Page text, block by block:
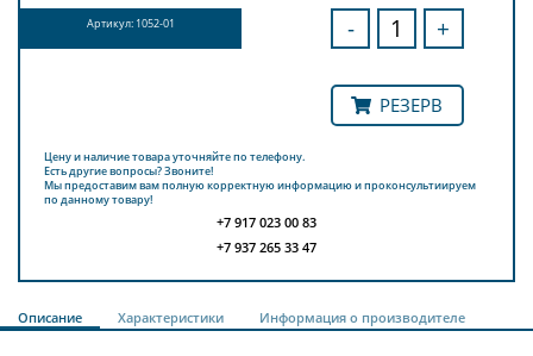
Артикул: 1052-01 - +
РЕЗЕРВ
Цену и наличие товара уточняйте по телефону.
Есть другие вопросы? Звоните!
Мы предоставим вам полную корректную информацию и проконсультиируем
по данному товару!
+7 917 023 00 83
+7 937 265 33 47
Описание Характеристики Информация о производителе